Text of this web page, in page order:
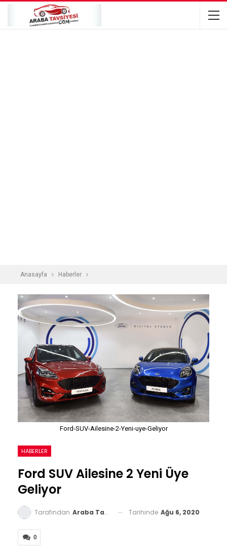
Anasayfa Haberler
Ford-SUV-Ailesine-2-Yeni-uye-Geliyor
HABERLER
Ford SUV Ailesine 2 Yeni Üye
Geliyor
Tarafından Araba Tavsiyesi Tarihinde Ağu 6, 2020
0